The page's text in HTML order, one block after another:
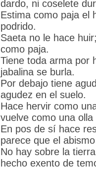
dardo, ni coselete
Estima como paja el
podrido.
Saeta no le hace
como paja.
Tiene toda arma por
jabalina se burla.
Por debajo tiene
agudez en el suelo.
Hace hervir como
vuelve como una
En pos de sí hace
parece que el
No hay sobre la
hecho exento de